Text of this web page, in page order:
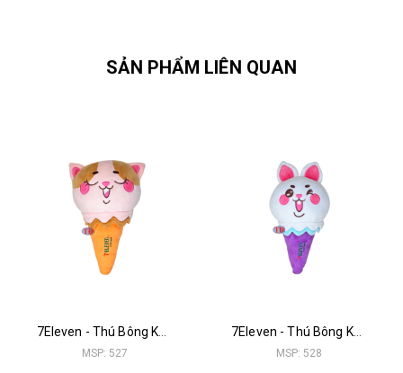
SẢN PHẨM LIÊN QUAN
MSP: 527
7Eleven - Thú Bông Kem Thỏ
MSP: 528